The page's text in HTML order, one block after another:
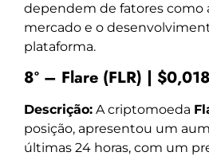
dependem de fatores como
mercado e o
plataforma.
8º – Flare (FLR) |
Descrição: A criptomoeda
posição, apresentou um
últimas 24 horas, com um